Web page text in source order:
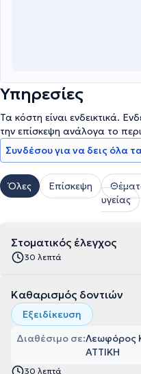
Υπηρεσίες
Τα κόστη είναι ενδεικτικά.
την επίσκεψη ανάλογα το
Συνδέσου για να δεις όλα
Όλες Επίσκεψη
υγείας
Στοματικός έλεγχος
30 λεπτά
Καθαρισμός δοντιών
Εξειδίκευση
Διαθέσιμο σε:Λεωφόρος
ΑΤΤΙΚΗ
30 λεπτά